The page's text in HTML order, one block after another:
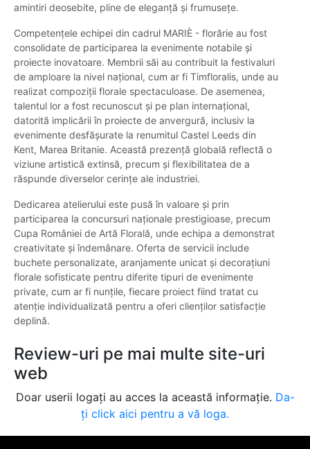
amintiri deosebite, pline de eleganță și frumusețe.
Competențele echipei din cadrul MARIÈ - florărie au fost
consolidate de participarea la evenimente notabile și
proiecte inovatoare. Membrii săi au contribuit la festivaluri
de amploare la nivel național, cum ar fi Timfloralis, unde au
realizat compoziții florale spectaculoase. De asemenea,
talentul lor a fost recunoscut și pe plan internațional,
datorită implicării în proiecte de anvergură, inclusiv la
evenimente desfășurate la renumitul Castel Leeds din
Kent, Marea Britanie. Această prezență globală reflectă o
viziune artistică extinsă, precum și flexibilitatea de a
răspunde diverselor cerințe ale industriei.
Dedicarea atelierului este pusă în valoare și prin
participarea la concursuri naționale prestigioase, precum
Cupa României de Artă Florală, unde echipa a demonstrat
creativitate și îndemânare. Oferta de servicii include
buchete personalizate, aranjamente unicat și decorațiuni
florale sofisticate pentru diferite tipuri de evenimente
private, cum ar fi nunțile, fiecare proiect fiind tratat cu
atenție individualizată pentru a oferi clienților satisfacție
deplină.
Review-uri pe mai multe site-uri
web
Doar userii logați au acces la această informație. Da-
ți click aici pentru a vă loga.